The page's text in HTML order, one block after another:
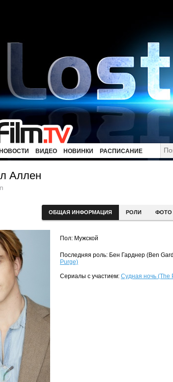
НОВОСТИ ВИДЕО НОВИНКИ РАСПИСАНИЕ
Аллен
ОБЩАЯ ИНФОРМАЦИЯ РОЛИ ФОТО
Пол: Мужской
Последняя роль: Бен Гарднер (Ben
Purge)
Сериалы с участием: Судная ночь (The